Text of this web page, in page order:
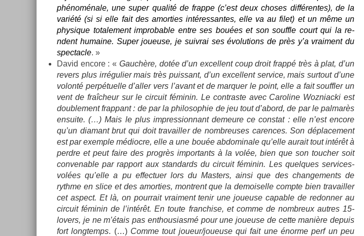
phénoménale, une super qualité de frap­pe (c’est deux choses dif­féren­tes), de la
variété (si si elle fait des amort­ies in­téres­santes, elle va au filet) et un même un
physique totale­ment im­prob­able entre ses bouées et son souffle court qui la re­
ndent humaine. Super joueuse, je suiv­rai ses évolu­tions de près y’a vrai­ment du
spec­tacle. »
David en­core : « Gauchère, dotée d’un ex­cel­lent coup droit frappé très à plat, d’un
re­v­ers plus ir­réguli­er mais très puis­sant, d’un ex­cel­lent ser­vice, mais sur­tout d’une
volonté per­pétuel­le d’aller vers l’avant et de mar­qu­er le point, elle a fait souffl­er un
vent de fraîcheur sur le cir­cuit féminin. Le contra­ste avec Caroline Woz­niac­ki est
doub­le­ment frap­pant : de par la philosop­hie de jeu tout d’abord, de par le pal­marès
en­suite. (…) Mais le plus im­pres­sion­nant de­meure ce con­stat : elle n’est en­core
qu’un di­amant brut qui doit travaill­er de nombreuses car­ences. Son déplace­ment
est par ex­em­ple médioc­re, elle a une bouée ab­dominale qu’elle aurait tout intérêt à
per­dre et peut faire des progrès im­por­tants à la volée, bien que son touch­er soit
con­ven­able par rap­port aux stan­dards du cir­cuit féminin. Les quel­ques services-
volées qu’elle a pu ef­fectu­er lors du Mast­ers, ainsi que des chan­ge­ments de
rythme en slice et des amort­ies, montrent que la de­moisel­le com­pte bien travaill­er
cet as­pect. Et là, on pour­rait vrai­ment tenir une joueuse cap­able de re­donn­er au
cir­cuit féminin de l’intérêt. En toute franch­ise, et comme de nombreux aut­res 15-
lovers, je ne m’étais pas en­thousiasmé pour une joueuse de cette manière de­puis
fort longtemps. (…) Comme tout joueur/joueuse qui fait une énorme perf un peu